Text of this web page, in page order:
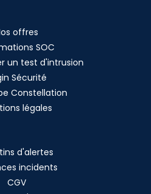
offres
SOC
un test d'intrusion
Sécurité
Constellation
légales
d'alertes
incidents
CGV